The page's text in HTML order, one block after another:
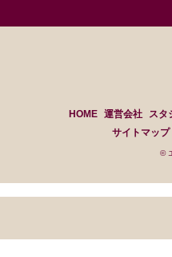
HOME 運営会社 スタ
サイトマップ
©